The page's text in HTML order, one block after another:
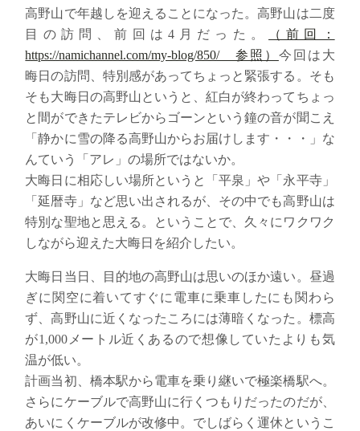
高野山で年越しを迎えることになった。高野山は二度
目の訪問、前回は4月だった。
（前回：
https://namichannel.com/my-blog/850/ 参照） 今回は大
晦日の訪問、特別感があってちょっと緊張する。そも
そも大晦日の高野山というと、紅白が終わってちょっ
と間ができたテレビから ゴーンという鐘の音が聞こえ
「静かに雪の降る高野山からお届けします・・・」な
んていう「アレ」の場所ではないか。
大晦日に相応しい場所というと「平泉」や「永平寺」
「延暦寺」など思い出されるが、その中でも高野山は
特別な聖地と思える。ということで、久々にワクワク
しながら迎えた大晦日を紹介したい。
大晦日当日、目的地の高野山は思いのほか遠い。昼過
ぎに関空に着いてすぐに電車に乗車したにも関わら
ず、高野山に近くなったころには薄暗くなった。標高
が1,000メートル近くあるので想像していたよりも気
温が低い。
計画当初、橋本駅から電車を乗り継いで極楽橋駅へ。
さらにケーブルで高野山に行くつもりだったのだが、
あいにくケーブルが改修中。でしばらく運休というこ